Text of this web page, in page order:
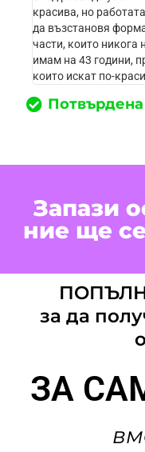
красива, но
да възстановя
части, които никога
имам на 43 години,
които искат по-
Запази
ние ще
за да
ЗА